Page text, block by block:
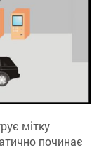
мітку
починає